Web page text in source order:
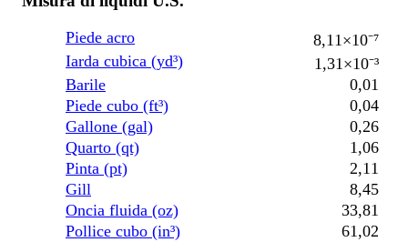
Piede acro
8,11×10⁻⁷
Iarda cubica (yd³)
1,31×10⁻³
Barile
0,01
Piede cubo (ft³)
0,04
Gallone (gal)
0,26
Quarto (qt)
1,06
Pinta (pt)
2,11
Gill
8,45
Oncia fluida (oz)
33,81
Pollice cubo (in³)
61,02